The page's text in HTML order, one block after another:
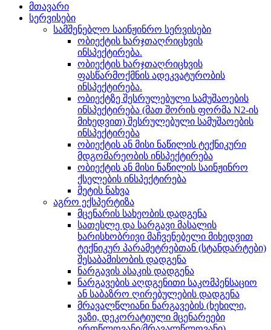
მთავარი
სერვისები
სამშენებლო საინჟინრო სერვისები
ობიექტის ხარჯთაღრიცხვის
ინსპექტირება.
ობიექტის ხარჯთაღრიცხვის
ფასწარმოქმნის ადეკვატურობის
ინსპექტირება.
ობიექტზე შესრულებული სამუშაოების
ინსპექტირება (მათ შორის ფორმა N2-ის
მიხედვით) შესრულებული სამუშაოების
ინსპექტირება
ობიექტის ან მისი ნაწილის ტექნიკური
მდგომარეობის ინსპექტირება
ობიექტის ან მისი ნაწილის საინჟინრო
ქსელების ინსპექტირება
მეტის ნახვა
აგრო ექსპერტიზა
მცენარის სახეობის დადგენა
სათესლე და სარგავი მასალის
ხარისხობრივი მაჩვენებელი მიხედვით
ტექნიკურ პარამეტრებთან (სტანდარტები)
შესაბამისობის დადგენა
ნარგავის ასაკის დადგენა
ნარგავების აღდგენითი საკომპენსაციო
ან საბაზრო ღირებულების დადგენა
მრავალწლიანი ნარგავების (ხეხილი,
ვაზი, დეკორატიული მცენარეები